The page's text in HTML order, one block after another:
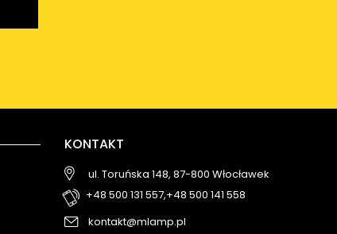
KONTAKT
ul. Toruńska 148, 87-800 Włocławek
+48 500 131 557,+48 500 141 558
kontakt@mlamp.pl